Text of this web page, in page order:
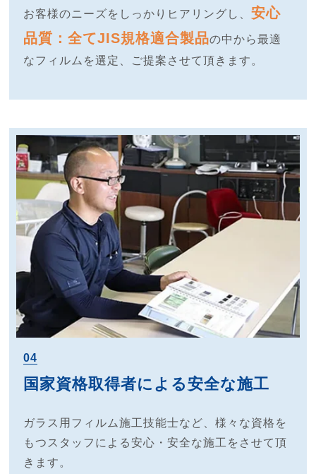
お客様のニーズをしっかりヒアリングし、安心
品質：全てJIS規格適合製品の中から最適
なフィルムを選定、ご提案させて頂きます。
04
国家資格取得者による安全な施工
ガラス用フィルム施工技能士など、様々な資格を
もつスタッフによる安心・安全な施工をさせて頂
きます。